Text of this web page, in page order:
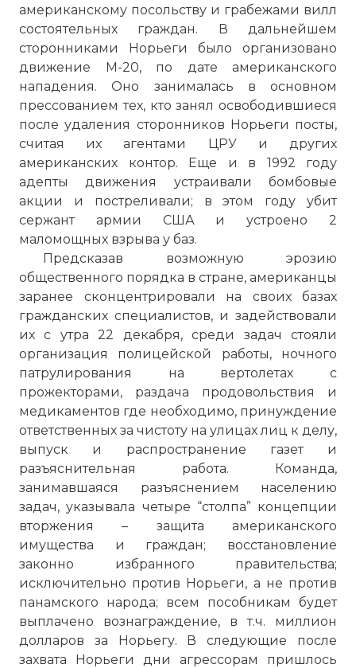
американскому посольству и грабежами вилл
состоятельных граждан. В дальнейшем
сторонниками Норьеги было организовано
движение М-20, по дате американского
нападения. Оно занималась в основном
прессованием тех, кто занял освободившиеся
после удаления сторонников Норьеги посты,
считая их агентами ЦРУ и других
американских контор. Еще и в 1992 году
адепты движения устраивали бомбовые
акции и постреливали; в этом году убит
сержант армии США и устроено 2
маломощных взрыва у баз.
Предсказав возможную эрозию
общественного порядка в стране, американцы
заранее сконцентрировали на своих базах
гражданских специалистов, и задействовали
их с утра 22 декабря, среди задач стояли
организация полицейской работы, ночного
патрулирования на вертолетах с
прожекторами, раздача продовольствия и
медикаментов где необходимо, принуждение
ответственных за чистоту на улицах лиц к делу,
выпуск и распространение газет и
разъяснительная работа. Команда,
занимавшаяся разъяснением населению
задач, указывала четыре “столпа” концепции
вторжения – защита американского
имущества и граждан; восстановление
законно избранного правительства;
исключительно против Норьеги, а не против
панамского народа; всем пособникам будет
выплачено вознаграждение, в т.ч. миллион
долларов за Норьегу. В следующие после
захвата Норьеги дни агрессорам пришлось
День в історії. Вторгнення США в Панаму
Имя:
Комментарий:
Проверочный код:
Вернуться в статью:Вторжение США в Панаму